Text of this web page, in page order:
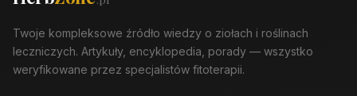
Twoje kompleksowe źródło wiedzy o ziołach i roślinach
leczniczych. Artykuły, encyklopedia, porady — wszystko
weryfikowane przez specjalistów fitoterapii.